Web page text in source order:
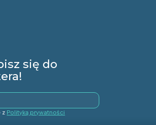
się do
z Polityką prywatności